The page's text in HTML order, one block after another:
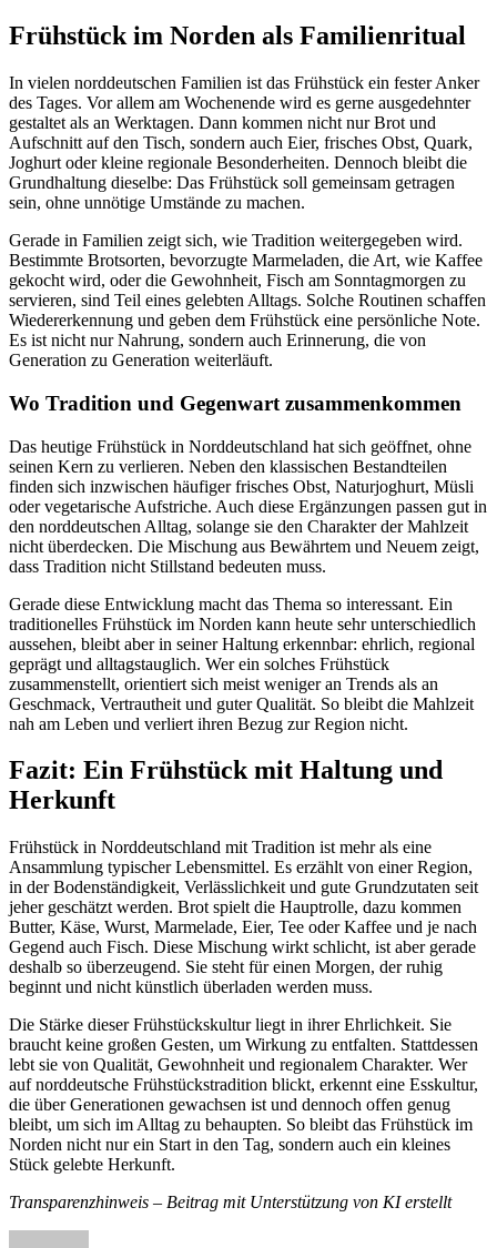
Frühstück im Norden als Familienritual
In vielen norddeutschen Familien ist das Frühstück ein fester Anker
des Tages. Vor allem am Wochenende wird es gerne ausgedehnter
gestaltet als an Werktagen. Dann kommen nicht nur Brot und
Aufschnitt auf den Tisch, sondern auch Eier, frisches Obst, Quark,
Joghurt oder kleine regionale Besonderheiten. Dennoch bleibt die
Grundhaltung dieselbe: Das Frühstück soll gemeinsam getragen
sein, ohne unnötige Umstände zu machen.
Gerade in Familien zeigt sich, wie Tradition weitergegeben wird.
Bestimmte Brotsorten, bevorzugte Marmeladen, die Art, wie Kaffee
gekocht wird, oder die Gewohnheit, Fisch am Sonntagmorgen zu
servieren, sind Teil eines gelebten Alltags. Solche Routinen schaffen
Wiedererkennung und geben dem Frühstück eine persönliche Note.
Es ist nicht nur Nahrung, sondern auch Erinnerung, die von
Generation zu Generation weiterläuft.
Wo Tradition und Gegenwart zusammenkommen
Das heutige Frühstück in Norddeutschland hat sich geöffnet, ohne
seinen Kern zu verlieren. Neben den klassischen Bestandteilen
finden sich inzwischen häufiger frisches Obst, Naturjoghurt, Müsli
oder vegetarische Aufstriche. Auch diese Ergänzungen passen gut in
den norddeutschen Alltag, solange sie den Charakter der Mahlzeit
nicht überdecken. Die Mischung aus Bewährtem und Neuem zeigt,
dass Tradition nicht Stillstand bedeuten muss.
Gerade diese Entwicklung macht das Thema so interessant. Ein
traditionelles Frühstück im Norden kann heute sehr unterschiedlich
aussehen, bleibt aber in seiner Haltung erkennbar: ehrlich, regional
geprägt und alltagstauglich. Wer ein solches Frühstück
zusammenstellt, orientiert sich meist weniger an Trends als an
Geschmack, Vertrautheit und guter Qualität. So bleibt die Mahlzeit
nah am Leben und verliert ihren Bezug zur Region nicht.
Fazit: Ein Frühstück mit Haltung und
Herkunft
Frühstück in Norddeutschland mit Tradition ist mehr als eine
Ansammlung typischer Lebensmittel. Es erzählt von einer Region,
in der Bodenständigkeit, Verlässlichkeit und gute Grundzutaten seit
jeher geschätzt werden. Brot spielt die Hauptrolle, dazu kommen
Butter, Käse, Wurst, Marmelade, Eier, Tee oder Kaffee und je nach
Gegend auch Fisch. Diese Mischung wirkt schlicht, ist aber gerade
deshalb so überzeugend. Sie steht für einen Morgen, der ruhig
beginnt und nicht künstlich überladen werden muss.
Die Stärke dieser Frühstückskultur liegt in ihrer Ehrlichkeit. Sie
braucht keine großen Gesten, um Wirkung zu entfalten. Stattdessen
lebt sie von Qualität, Gewohnheit und regionalem Charakter. Wer
auf norddeutsche Frühstückstradition blickt, erkennt eine Esskultur,
die über Generationen gewachsen ist und dennoch offen genug
bleibt, um sich im Alltag zu behaupten. So bleibt das Frühstück im
Norden nicht nur ein Start in den Tag, sondern auch ein kleines
Stück gelebte Herkunft.
Transparenzhinweis – Beitrag mit Unterstützung von KI erstellt